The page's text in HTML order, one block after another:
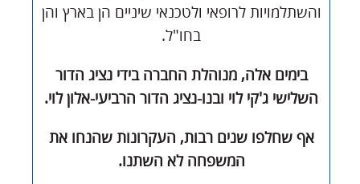
והשתלמויות לרופאי ולטכנאי שיניים הן בארץ והן
בחו"ל.
בימים אלה, מנוהלת החברה בידי נציג הדור
השלישי ג'קי לוי ובנו-נציג הדור הרביעי-אלון לוי.
אף שחלפו שנים רבות, העקרונות שהנחו את
המשפחה לא השתנו.